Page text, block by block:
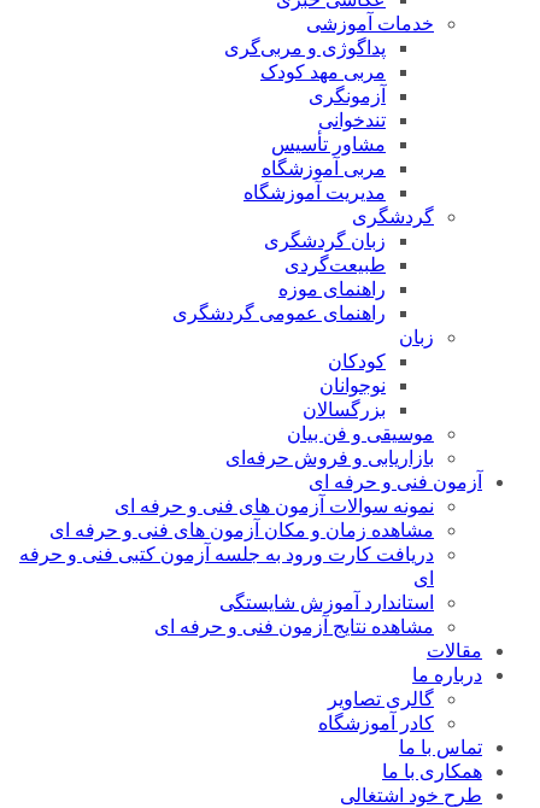
خدمات آموزشی
پداگوژی و مربی‌گری
مربی مهد کودک
آزمونگری
تندخوانی
مشاور تأسیس
مربی آموزشگاه
مدیریت آموزشگاه
گردشگری
زبان گردشگری
طبیعت‌گردی
راهنمای موزه
راهنمای عمومی گردشگری
زبان
کودکان
نوجوانان
بزرگسالان
موسیقی و فن بیان
بازاریابی و فروش حرفه‌ای
آزمون فنی و حرفه ای
نمونه سوالات آزمون های فنی و حرفه ای
مشاهده زمان و مکان آزمون های فنی و حرفه ای
دریافت کارت ورود به جلسه آزمون کتبی فنی و حرفه
ای
استاندارد آموزش شایستگی
مشاهده نتایج آزمون فنی و حرفه ای
مقالات
درباره ما
گالری تصاویر
کادر آموزشگاه
تماس با ما
همکاری با ما
طرح خود اشتغالی